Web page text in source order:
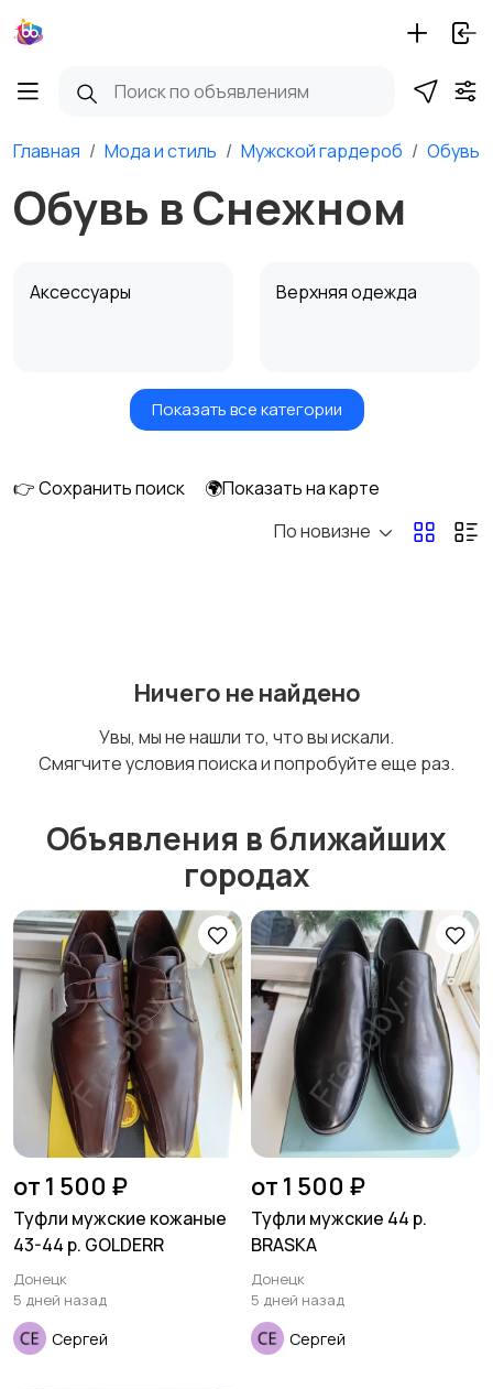
Главная Мода и стиль Мужской гардероб Обувь
Обувь в Снежном
Аксессуары Верхняя одежда
Головные уборы Домашняя одежда
Нижнее белье
Спецодежда Спортивная одежда
Футболки и поло Штаны и шорты
Другое
Показать все категории
👉 Сохранить поиск
🌍Показать на карте
По новизне
Ничего не найдено
Увы, мы не нашли то, что вы искали.
Смягчите условия поиска и попробуйте еще раз.
Объявления в ближайших
городах
от 1 500 ₽
Туфли мужские кожаные
43-44 р. GOLDERR
Донецк
5 дней назад
Сергей
от 1 500 ₽
Туфли мужские 44 р.
BRASKA
Донецк
5 дней назад
Сергей